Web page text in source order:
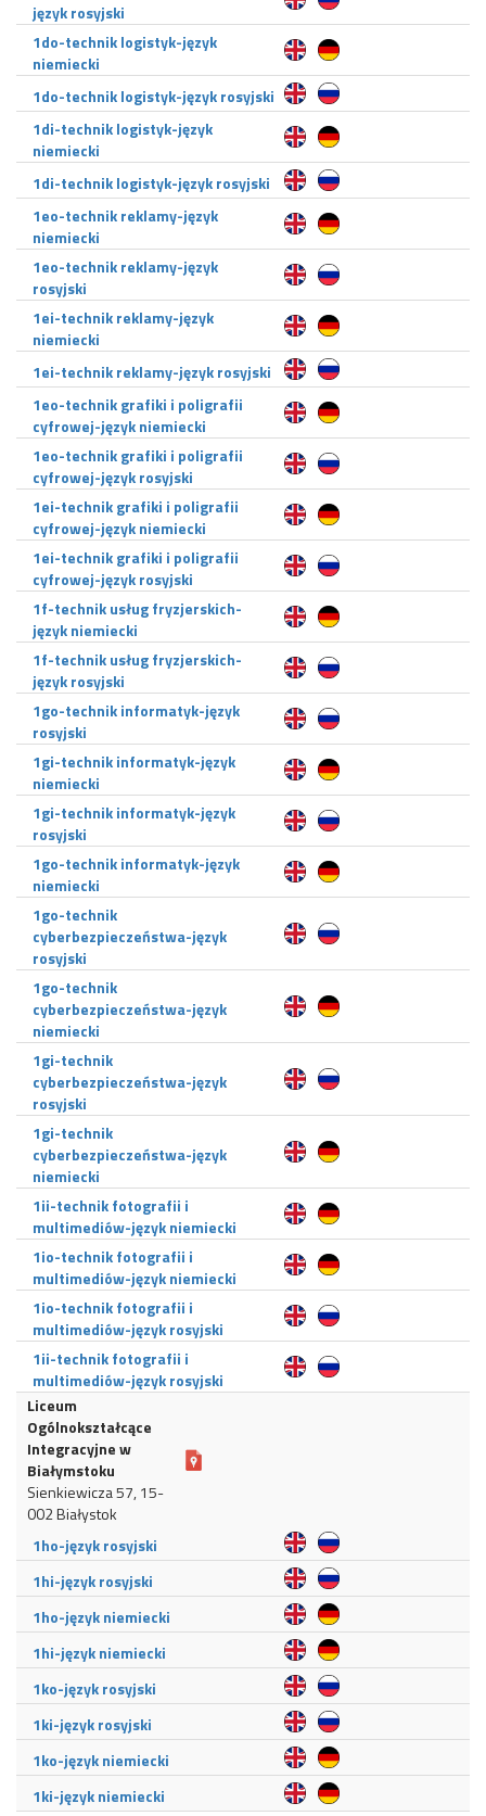
język rosyjski
1do-technik logistyk-język
niemiecki
1do-technik logistyk-język rosyjski
1di-technik logistyk-język
niemiecki
1di-technik logistyk-język rosyjski
1eo-technik reklamy-język
niemiecki
1eo-technik reklamy-język
rosyjski
1ei-technik reklamy-język
niemiecki
1ei-technik reklamy-język rosyjski
1eo-technik grafiki i poligrafii
cyfrowej-język niemiecki
1eo-technik grafiki i poligrafii
cyfrowej-język rosyjski
1ei-technik grafiki i poligrafii
cyfrowej-język niemiecki
1ei-technik grafiki i poligrafii
cyfrowej-język rosyjski
1f-technik usług fryzjerskich-
język niemiecki
1f-technik usług fryzjerskich-
język rosyjski
1go-technik informatyk-język
rosyjski
1gi-technik informatyk-język
niemiecki
1gi-technik informatyk-język
rosyjski
1go-technik informatyk-język
niemiecki
1go-technik
cyberbezpieczeństwa-język
rosyjski
1go-technik
cyberbezpieczeństwa-język
niemiecki
1gi-technik
cyberbezpieczeństwa-język
rosyjski
1gi-technik
cyberbezpieczeństwa-język
niemiecki
1ii-technik fotografii i
multimediów-język niemiecki
1io-technik fotografii i
multimediów-język niemiecki
1io-technik fotografii i
multimediów-język rosyjski
1ii-technik fotografii i
multimediów-język rosyjski
Liceum
Ogólnokształcące
Integracyjne w
Białymstoku
Sienkiewicza 57, 15-
002 Białystok
1ho-język rosyjski
1hi-język rosyjski
1ho-język niemiecki
1hi-język niemiecki
1ko-język rosyjski
1ki-język rosyjski
1ko-język niemiecki
1ki-język niemiecki